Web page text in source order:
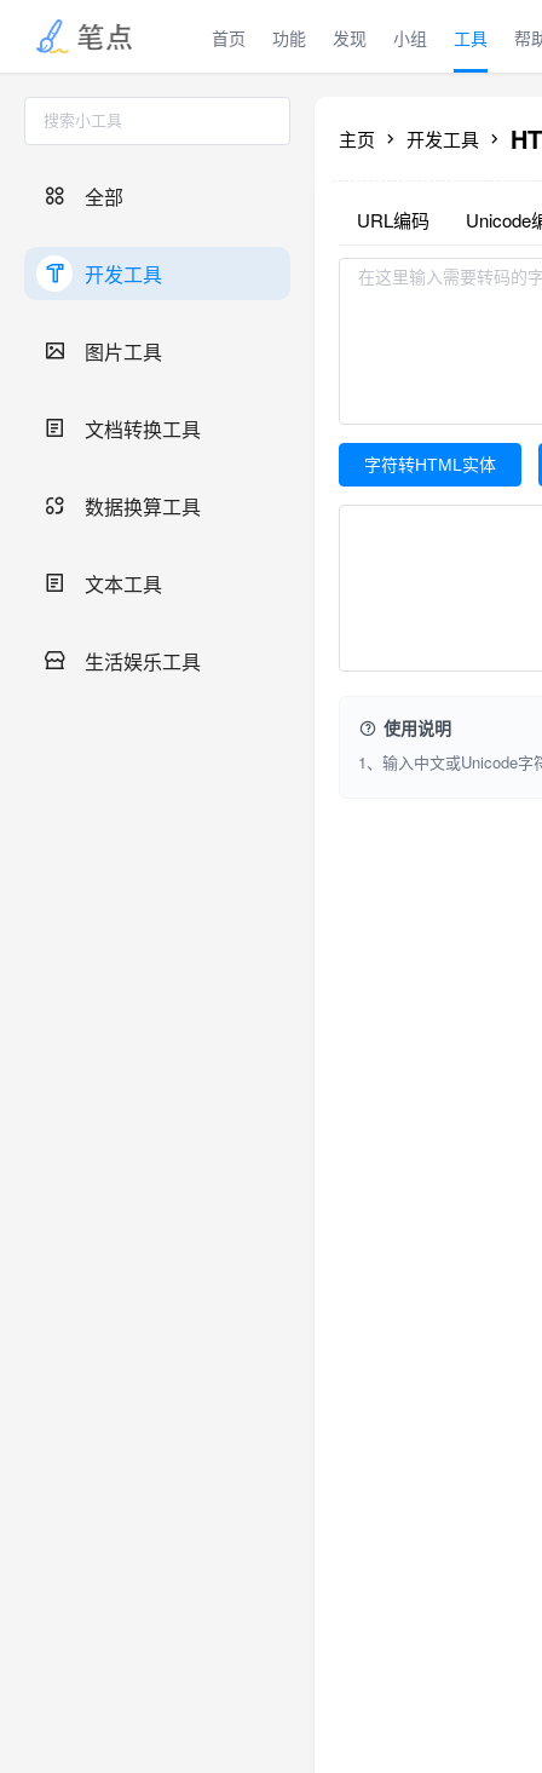
首页 功能 发现 小组 工具 帮
全部
开发工具
图片工具
文档转换工具
数据换算工具
文本工具
生活娱乐工具
主页 开发工具
URL编码 Unicode
字符转HTML实体
使用说明
1、输入中文或Unicode